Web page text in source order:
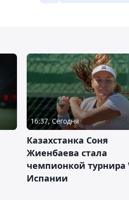
16:37, Сегодня
Казахстанка Соня
Жиенбаева стала
чемпионкой турнира
Испании